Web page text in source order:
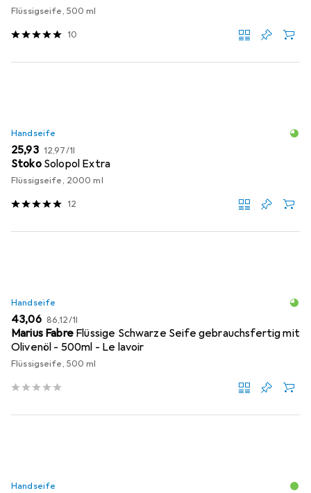
Flüssigseife, 500 ml
10
Handseife
EUR
25,93 EUR
12,97/1l
Stoko Solopol Extra
Flüssigseife, 2000 ml
12
Handseife
EUR
43,06 EUR
86,12/1l
Marius Fabre Flüssige Schwarze Seife gebrauchsfertig mit
Olivenöl - 500ml - Le lavoir
Flüssigseife, 500 ml
Handseife